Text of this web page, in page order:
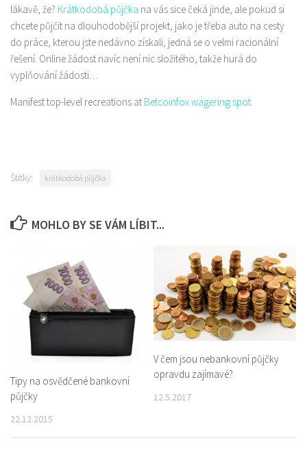
lákavě, že? Krátkodobá půjčka na vás sice čeká jinde, ale pokud si
chcete půjčit na dlouhodobější projekt, jako je třeba auto na cesty
do práce, kterou jste nedávno získali, jedná se o velmi racionální
řešení. Online žádost navíc není nic složitého, takže hurá do
vyplňování žádosti…
Manifest top-level recreations at Betcoinfox wagering spot.
Štítky: krátkodobá půjčka
MOHLO BY SE VÁM LÍBIT...
Tipy na osvědčené bankovní
půjčky
22.12.2015
V čem jsou nebankovní půjčky
opravdu zajímavé?
12.5.2017